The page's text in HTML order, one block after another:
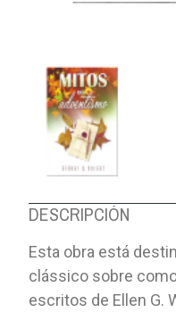
DESCRIPCIÓN
Esta obra está
clássico sobre
escritos de Ellen G.